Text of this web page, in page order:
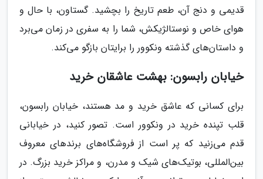
قدیمی و دنج آن، طعم تاریخ را بچشید. گستاون، با حال و
هوای خاص و نوستالژیکش، شما را به سفری در زمان می‌برد
و داستان‌های گذشته ونکوور را برایتان بازگو می‌کند.
خیابان رابسون: بهشت عاشقان خرید
برای کسانی که عاشق خرید و مد هستند، خیابان رابسون،
قلب تپنده خرید در ونکوور است. تصور کنید، در خیابانی
قدم می‌زنید که پر است از فروشگاه‌های برندهای معروف
بین‌المللی، بوتیک‌های شیک و مدرن، و مراکز خرید بزرگ. در